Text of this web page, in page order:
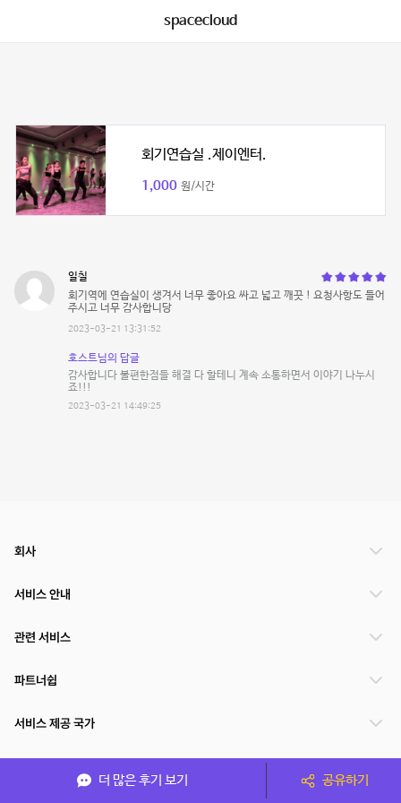
spacecloud
회기연습실 .제이엔터.
1,000 원/시간
일칠
회기역에 연습실이 생겨서 너무 좋아요 싸고 넓고 깨끗 ! 요청사항도 들어
주시고 너무 감사합니당
2023-03-21 13:31:52
호스트님의 답글
감사합니다 불편한점들 해결 다 할테니 계속 소통하면서 이야기 나누시
죠!!!
2023-03-21 14:49:25
더 많은 후기 보기 공유하기
회사
서비스 안내
관련 서비스
파트너쉽
서비스 제공 국가
(주)NSPACE 사업자정보